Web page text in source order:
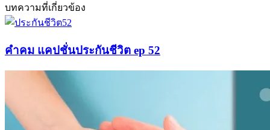
บทความที่เกี่ยวข้อง
คำคม แคปชั่นประกันชีวิต ep 52